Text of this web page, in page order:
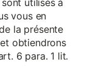
vous en
la présente
obtiendrons
6 para. 1 lit.